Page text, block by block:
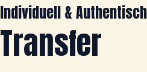
Individuell & Authentisch
Transfer